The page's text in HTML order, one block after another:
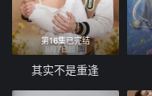
第16集已完结
其实不是重逢